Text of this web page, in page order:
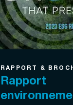
RAPPORT &
Rapport